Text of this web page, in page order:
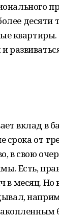
десяти
вклад в
срока от
в свою
Есть,
в месяц. Но